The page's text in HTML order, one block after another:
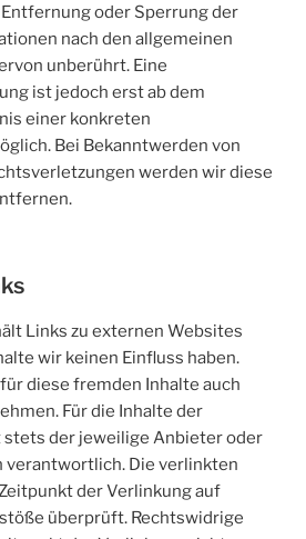
oder Sperrung der
nach den allgemeinen
unberührt. Eine
ist jedoch erst ab dem
einer konkreten
Bei Bekanntwerden von
werden wir diese
Links zu externen Websites
wir keinen Einfluss haben.
diese fremden Inhalte auch
Für die Inhalte der
der jeweilige Anbieter oder
verantwortlich. Die verlinkten
der Verlinkung auf
überprüft. Rechtswidrige